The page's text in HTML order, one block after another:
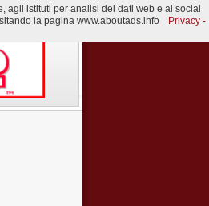
agli istituti per analisi dei dati web e ai social
la pagina www.aboutads.info
Privacy -